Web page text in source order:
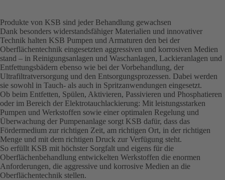
Produkte von KSB sind jeder Behandlung gewachsen
Dank besonders widerstandsfähiger Materialien und innovativer
Technik halten KSB Pumpen und Armaturen den bei der
Oberflächentechnik eingesetzten aggressiven und korrosiven Medien
stand – in Reinigungsanlagen und Waschanlagen, Lackieranlagen und
Entfettungsbädern ebenso wie bei der Vorbehandlung, der
Ultrafiltratversorgung und den Entsorgungsprozessen. Dabei werden
sie sowohl in Tauch- als auch in Spritzanwendungen eingesetzt.
Ob beim Entfetten, Spülen, Aktivieren, Passivieren und Phosphatieren
oder im Bereich der Elektrotauchlackierung: Mit leistungsstarken
Pumpen und Werkstoffen sowie einer optimalen Regelung und
Überwachung der Pumpenanlage sorgt KSB dafür, dass das
Fördermedium zur richtigen Zeit, am richtigen Ort, in der richtigen
Menge und mit dem richtigen Druck zur Verfügung steht.
So erfüllt KSB mit höchster Sorgfalt und eigens für die
Oberflächenbehandlung entwickelten Werkstoffen die enormen
Anforderungen, die aggressive und korrosive Medien an die
Oberflächentechnik stellen.